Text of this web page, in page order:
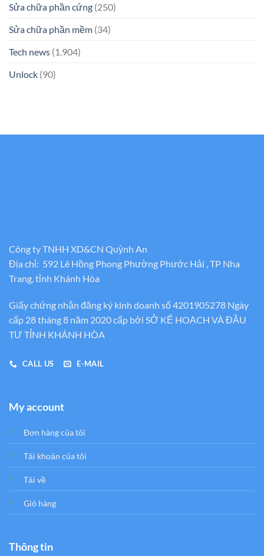
Sửa chữa phần cứng (250)
Sửa chữa phần mềm (34)
Tech news (1.904)
Unlock (90)
Công ty TNHH XD&CN Quỳnh An
Địa chỉ: 592 Lê Hồng Phong Phường Phước Hải , TP Nha
Trang, tỉnh Khánh Hòa
Giấy chứng nhận đăng ký kinh doanh số 4201905278 Ngày
cấp 28 tháng 8 năm 2020 cấp bới SỞ KẾ HOẠCH VÀ ĐẦU
TƯ TỈNH KHÁNH HÒA
CALL US E-MAIL
My account
Đơn hàng của tôi
Tải khoản của tôi
Tải về
Giỏ hàng
Thông tin